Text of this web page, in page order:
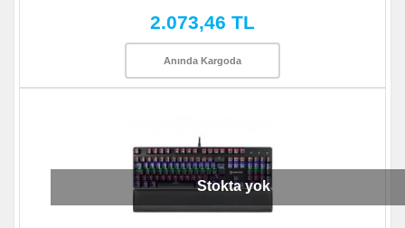
2.073,46 TL
Anında Kargoda
Stokta yok